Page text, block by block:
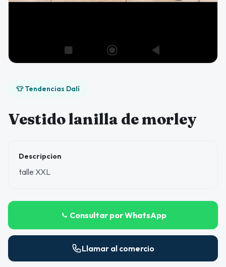
👕 Tendencias Dalí
Vestido lanilla de morley
Descripcion
talle XXL
Consultar por WhatsApp
Llamar al comercio